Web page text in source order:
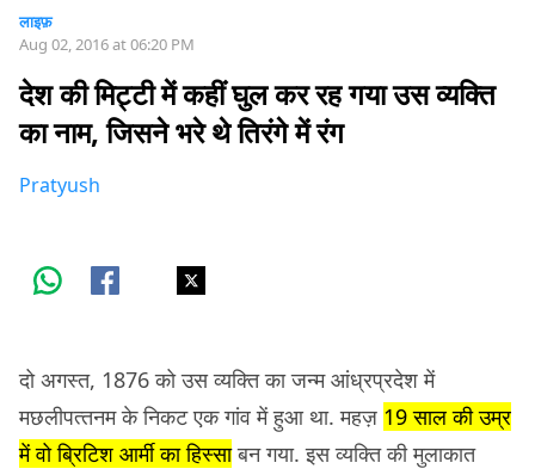
लाइफ़
Aug 02, 2016 at 06:20 PM
देश की मिट्टी में कहीं घुल कर रह गया उस व्यक्ति
का नाम, जिसने भरे थे तिरंगे में रंग
Pratyush
दो अगस्‍त, 1876 को उस व्यक्ति का जन्म आंध्रप्रदेश में
मछलीपत्‍तनम के निकट एक गांव में हुआ था. महज़ 19 साल की उम्र
में वो ब्रिटिश आर्मी का हिस्साबन गया. इस व्यक्ति की मुलाकात